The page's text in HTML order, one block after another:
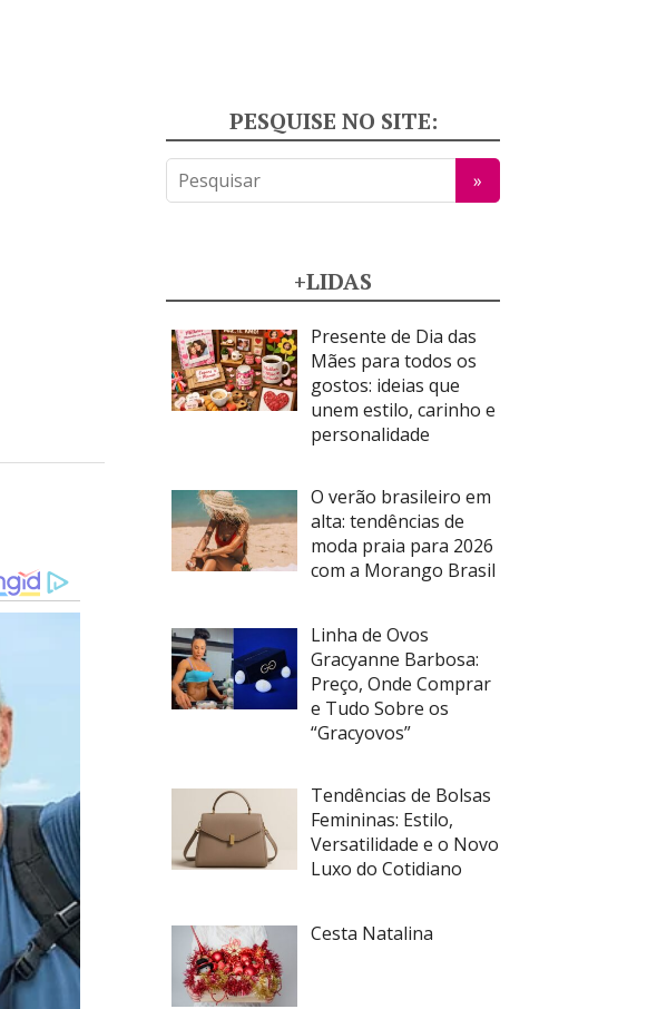
PESQUISE NO SITE:
+LIDAS
Presente de Dia das
Mães para todos os
gostos: ideias que
unem estilo, carinho e
personalidade
O verão brasileiro em
alta: tendências de
moda praia para 2026
com a Morango Brasil
Linha de Ovos
Gracyanne Barbosa:
Preço, Onde Comprar
e Tudo Sobre os
“Gracyovos”
Tendências de Bolsas
Femininas: Estilo,
Versatilidade e o Novo
Luxo do Cotidiano
Cesta Natalina